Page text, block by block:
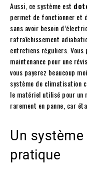
Aussi, ce système est
permet de fonctionner et
sans avoir besoin
rafraîchissement
entretiens réguliers. Vous
maintenance pour une
vous payerez beaucoup
système de climatisation
le matériel utilisé pour
rarement en panne, car
Un
pratique